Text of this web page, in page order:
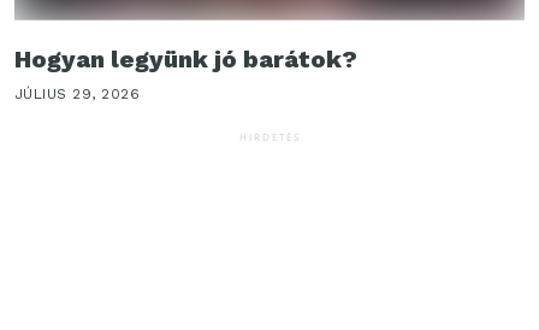
Hogyan legyünk jó barátok?
JÚLIUS 29, 2026
HIRDETÉS